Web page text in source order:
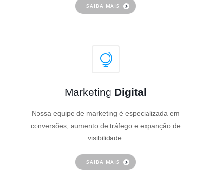
SAIBA MAIS
Marketing Digital
Nossa equipe de marketing é especializada em
conversões, aumento de tráfego e expanção de
visibilidade.
SAIBA MAIS